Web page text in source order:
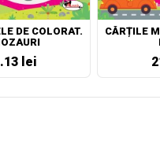
DE COLORAT.
lei
CĂRȚILE